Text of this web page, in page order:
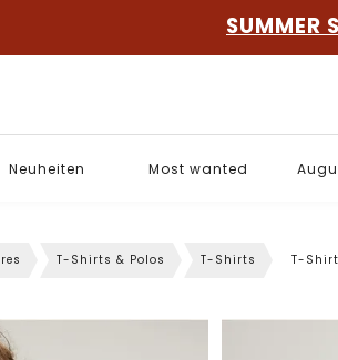
SUMMER
Neuheiten Most wanted
T-Shirts & Polos T-Shirts T-